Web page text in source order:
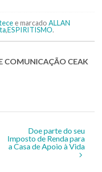
e marcado ALLAN
,ESPIRITISMO.
COMUNICAÇÃO CEAK
Doe parte do seu
Imposto de Renda para
a Casa de Apoio à Vida